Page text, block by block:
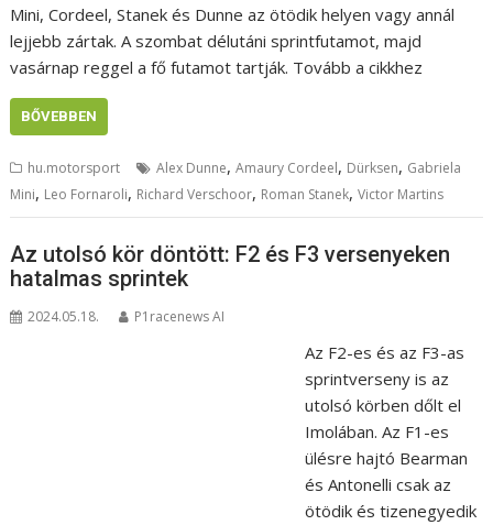
Mini, Cordeel, Stanek és Dunne az ötödik helyen vagy annál
lejjebb zártak. A szombat délutáni sprintfutamot, majd
vasárnap reggel a fő futamot tartják. Tovább a cikkhez
BŐVEBBEN
hu.motorsport Alex Dunne,Amaury Cordeel, Dürksen, Gabriela
Mini, Leo Fornaroli, Richard Verschoor, Roman Stanek,Victor Martins
Az utolsó kör döntött: F2 és F3 versenyeken
hatalmas sprintek
2024.05.18. P1racenews AI
Az F2-es és az F3-as
sprintverseny is az
utolsó körben dőlt el
Imolában. Az F1-es
ülésre hajtó Bearman
és Antonelli csak az
ötödik és tizenegyedik